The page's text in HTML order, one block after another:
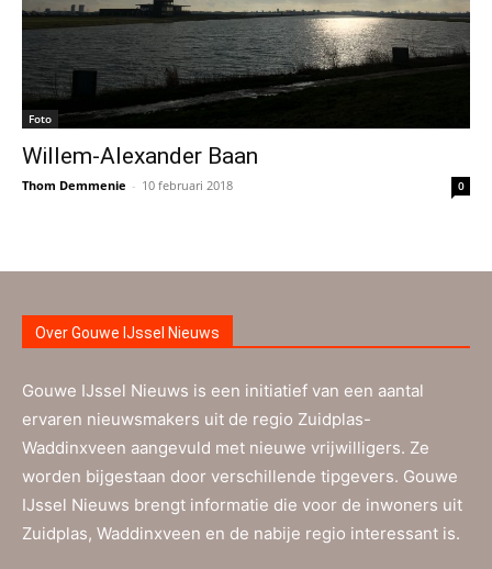
Foto
Willem-Alexander Baan
Thom Demmenie - 10 februari 2018 0
Over Gouwe IJssel Nieuws
Gouwe IJssel Nieuws is een initiatief van een aantal
ervaren nieuwsmakers uit de regio Zuidplas-
Waddinxveen aangevuld met nieuwe vrijwilligers. Ze
worden bijgestaan door verschillende tipgevers. Gouwe
IJssel Nieuws brengt informatie die voor de inwoners uit
Zuidplas, Waddinxveen en de nabije regio interessant is.